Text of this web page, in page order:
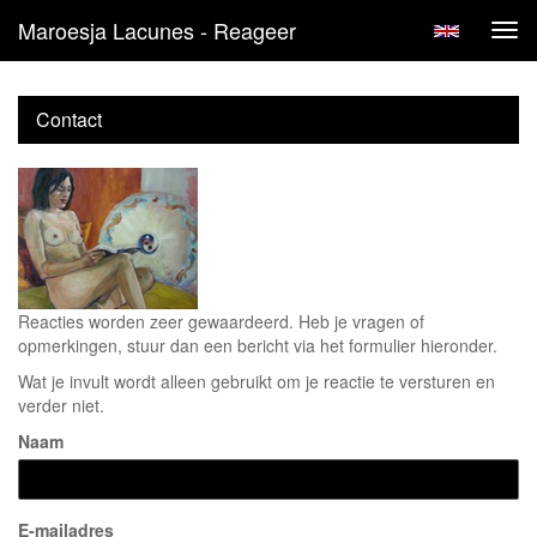
Maroesja Lacunes - Reageer
Contact
Reacties worden zeer gewaardeerd. Heb je vragen of
opmerkingen, stuur dan een bericht via het formulier hieronder.
Wat je invult wordt alleen gebruikt om je reactie te versturen en
verder niet.
Naam
E-mailadres